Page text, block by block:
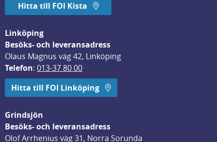
Hitta till FOI Kista
Linköping
Besöks- och leveransadress
Olaus Magnus väg 42, Linköping
Telefon: 013-37 80 00
Hitta till FOI Linköping
Grindsjön
Besöks- och leveransadress
Olof Arrhenius väg 31, Norra Sorunda